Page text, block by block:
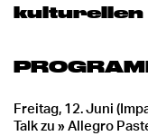
kulturellen
Freitag, 12. Juni
Talk zu » Allegro